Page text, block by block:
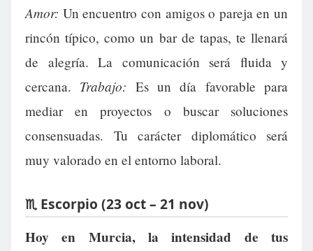
Amor: Un encuentro con amigos o pareja en un
rincón típico, como un bar de tapas, te llenará
de alegría. La comunicación será fluida y
cercana. Trabajo: Es un día favorable para
mediar en proyectos o buscar soluciones
consensuadas. Tu carácter diplomático será
muy valorado en el entorno laboral.
♏ Escorpio (23 oct – 21 nov)
Hoy en Murcia, la intensidad de tus